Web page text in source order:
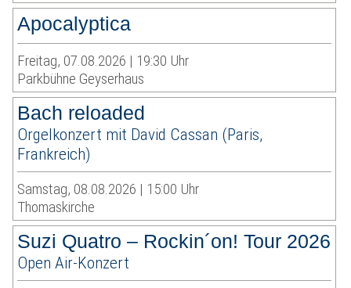
Apocalyptica
Freitag, 07.08.2026 | 19:30 Uhr
Parkbühne Geyserhaus
Bach reloaded
Orgelkonzert mit David Cassan (Paris,
Frankreich)
Samstag, 08.08.2026 | 15:00 Uhr
Thomaskirche
Suzi Quatro – Rockin´on! Tour 2026
Open Air-Konzert